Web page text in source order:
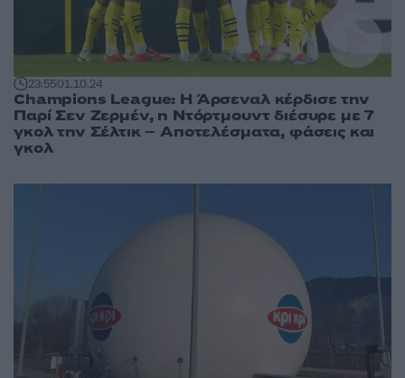
23:5501.10.24
Champions League: Η Άρσεναλ κέρδισε την
Παρί Σεν Ζερμέν, η Ντόρτμουντ διέσυρε με 7
γκολ την Σέλτικ – Αποτελέσματα, φάσεις και
γκολ